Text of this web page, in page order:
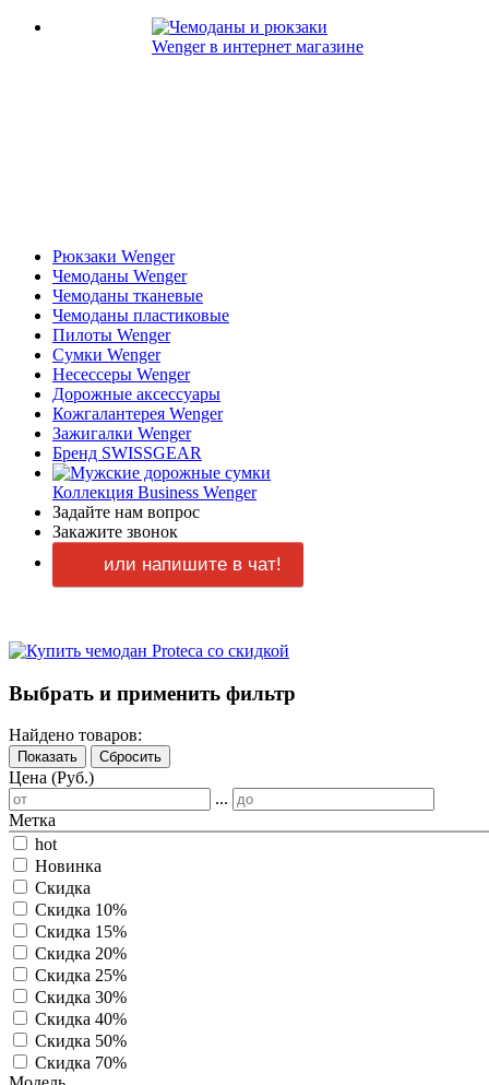
Рюкзаки Wenger
Чемоданы Wenger
Чемоданы тканевые
Чемоданы пластиковые
Пилоты Wenger
Сумки Wenger
Несессеры Wenger
Дорожные аксессуары
Кожгалантерея Wenger
Зажигалки Wenger
Бренд SWISSGEAR
Коллекция Business Wenger
Задайте нам вопрос
Закажите звонок
или напишите в чат!
Выбрать и применить фильтр
Найдено товаров:
Показать Сбросить
Цена (Руб.)
...
Метка
hot
Новинка
Скидка
Скидка 10%
Скидка 15%
Скидка 20%
Скидка 25%
Скидка 30%
Скидка 40%
Скидка 50%
Скидка 70%